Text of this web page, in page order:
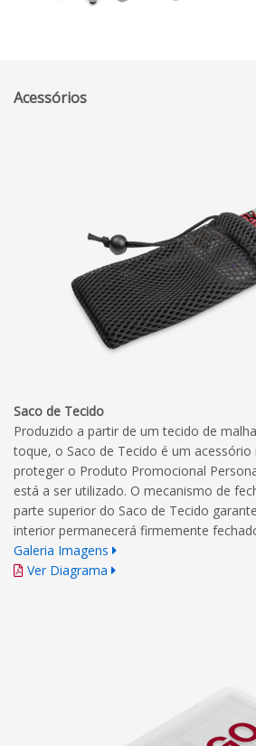
Acessórios
Saco de Tecido
Produzido a partir de um tecido de
toque, o Saco de Tecido é um
proteger o Produto Promocional
está a ser utilizado. O mecanismo de
parte superior do Saco de Tecido
interior permanecerá firmemente
Galeria Imagens
Ver Diagrama